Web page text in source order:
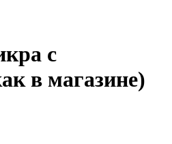
с
в магазине)